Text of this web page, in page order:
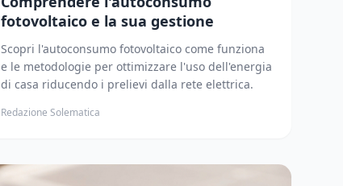
fotovoltaico e la sua gestione
Scopri l'autoconsumo fotovoltaico come funziona
e le metodologie per ottimizzare l'uso dell'energia
di casa riducendo i prelievi dalla rete elettrica.
Redazione Solematica